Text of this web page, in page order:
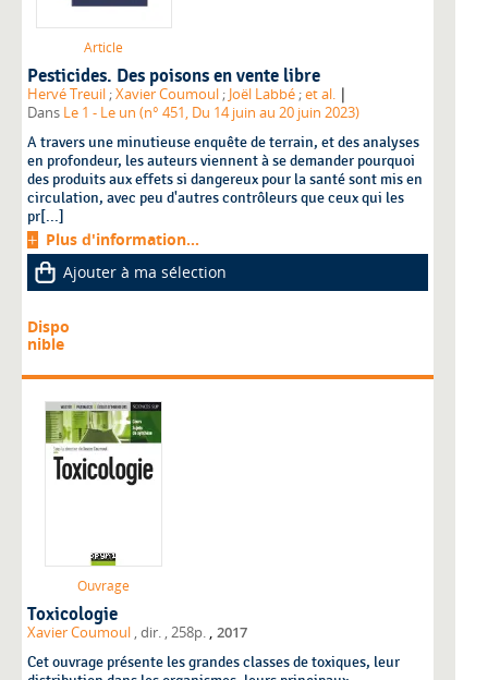
Article
Pesticides. Des poisons en vente libre
Hervé Treuil ;Xavier Coumoul ; Joël Labbé ;et al. |
Dans Le 1 - Le un (n° 451, Du 14 juin au 20 juin 2023)
A travers une minutieuse enquête de terrain, et des analyses
en profondeur, les auteurs viennent à se demander pourquoi
des produits aux effets si dangereux pour la santé sont mis en
circulation, avec peu d'autres contrôleurs que ceux qui les
pr[...]
Plus d'information...
Ajouter à ma sélection
Dispo
nible
Ouvrage
Toxicologie
Xavier Coumoul , dir. , 258p. , 2017
Cet ouvrage présente les grandes classes de toxiques, leur